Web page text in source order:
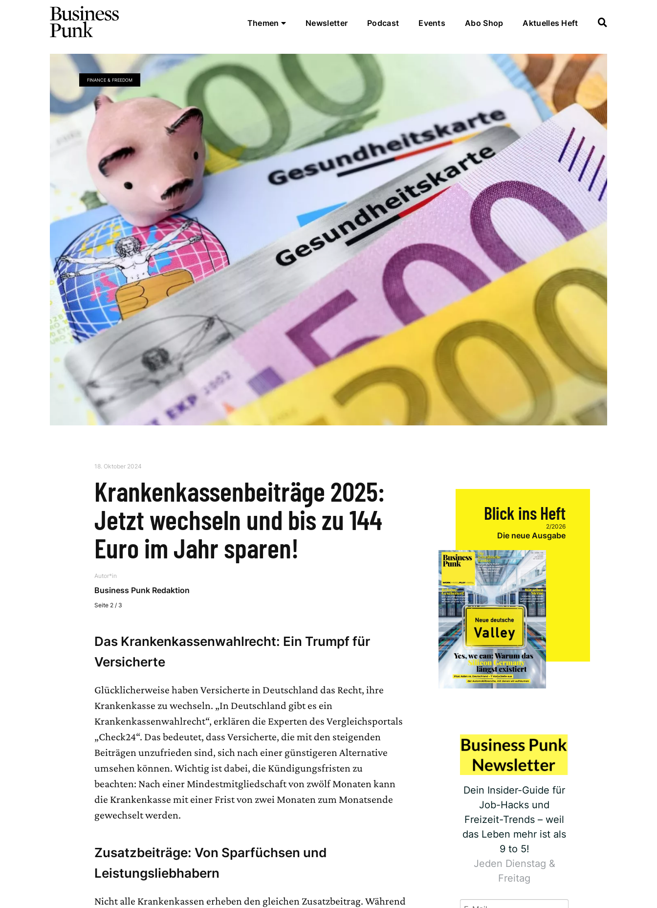
Themen Newsletter Podcast Events Abo Shop Aktuelles Heft
FINANCE & FREEDOM
18. Oktober 2024
Krankenkassenbeiträge 2025:
Jetzt wechseln und bis zu 144
Euro im Jahr sparen!
Autor*in
Business Punk Redaktion
Seite 2 / 3
Das Krankenkassenwahlrecht: Ein Trumpf für
Versicherte
Glücklicherweise haben Versicherte in Deutschland das Recht, ihre
Krankenkasse zu wechseln. „In Deutschland gibt es ein
Krankenkassenwahlrecht“, erklären die Experten des Vergleichsportals
„Check24“. Das bedeutet, dass Versicherte, die mit den steigenden
Beiträgen unzufrieden sind, sich nach einer günstigeren Alternative
umsehen können. Wichtig ist dabei, die Kündigungsfristen zu
beachten: Nach einer Mindestmitgliedschaft von zwölf Monaten kann
die Krankenkasse mit einer Frist von zwei Monaten zum Monatsende
gewechselt werden.
Zusatzbeiträge: Von Sparfüchsen und
Leistungsliebhabern
Nicht alle Krankenkassen erheben den gleichen Zusatzbeitrag. Während
Blick ins Heft
2/2026
Die neue Ausgabe
Dein Insider-Guide für
Job-Hacks und
Freizeit-Trends – weil
das Leben mehr ist als
9 to 5!
Jeden Dienstag &
Freitag